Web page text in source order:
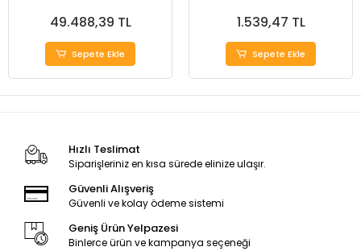
49.488,39 TL
Sepete Ekle
1.539,47 TL
Sepete Ekle
Hızlı Teslimat
Siparişleriniz en kısa sürede elinize ulaşır.
Güvenli Alışveriş
Güvenli ve kolay ödeme sistemi
Geniş Ürün Yelpazesi
Binlerce ürün ve kampanya seçeneği